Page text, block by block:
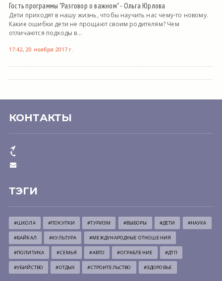
Гость программы "Разговор о важном" - Ольга Юрлова
Дети приходят в нашу жизнь, чтобы научить нас чему-то новому.
Какие ошибки дети не прощают своим родителям? Чем
отличаются подходы в...
17:42, 20 ноября 2017 г.
КОНТАКТЫ
ТЭГИ
#ШКОЛА #ПОКУПКИ #ТУРИЗМ #ВЫБОРЫ #ДЕТИ #НАУКА
#БАЙКАЛ #КУЛЬТУРА #МЕЖДУНАРОДНЫЕ ОТНОШЕНИЯ
#ПОЛИТИКА #СЕМЬЯ #АВТО #ОГРАБЛЕНИЕ #ДТП
#УБИЙСТВО #ОТДЫХ #СТРОИТЕЛЬСТВО #ЗДОРОВЬЕ